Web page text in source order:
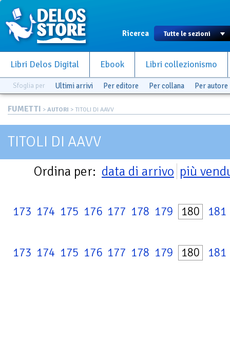
Ricerca
Libri Delos Digital Ebook Libri collezionismo
Sfoglia per Ultimi arrivi Per editore Per collana Per autore
FUMETTI > AUTORI > TITOLI DI AAVV
TITOLI DI AAVV
Ordina per: data di arrivo più
173 174 175 176 177 178 179 180 181
173 174 175 176 177 178 179 180 181